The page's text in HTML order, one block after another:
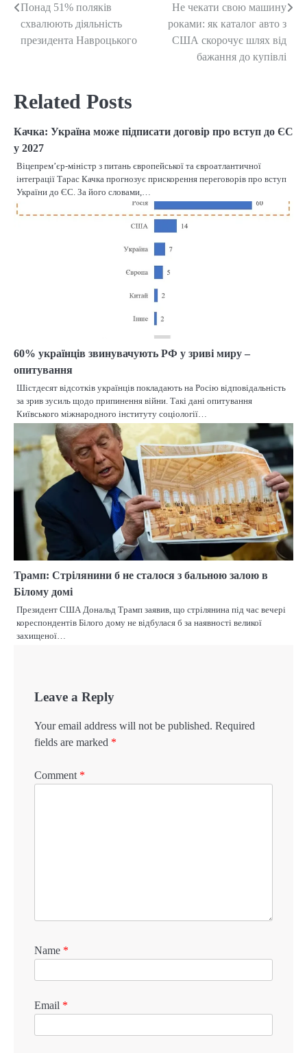
Post
navigation
Понад 51% поляків
схвалюють діяльність
президента Навроцького
Не чекати свою машину
роками: як каталог авто з
США скорочує шлях від
бажання до купівлі
Related Posts
Качка: Україна може підписати договір про вступ до ЄС
у 2027
Віцепрем’єр-міністр з питань європейської та євроатлантичної
інтеграції Тарас Качка прогнозує прискорення переговорів про вступ
України до ЄС. За його словами,…
60% українців звинувачують РФ у зриві миру –
опитування
Шістдесят відсотків українців покладають на Росію відповідальність
за зрив зусиль щодо припинення війни. Такі дані опитування
Київського міжнародного інституту соціології…
Трамп: Стрілянини б не сталося з бальною залою в
Білому домі
Президент США Дональд Трамп заявив, що стрілянина під час вечері
кореспондентів Білого дому не відбулася б за наявності великої
захищеної…
Leave a Reply
Your email address will not be published. Required
fields are marked *
Comment *
Name *
Email *